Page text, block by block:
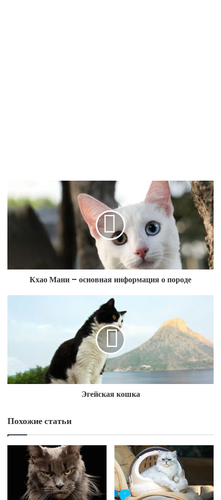
Кхао Мани – основная информация о породе
Эгейская кошка
Похожие статьи